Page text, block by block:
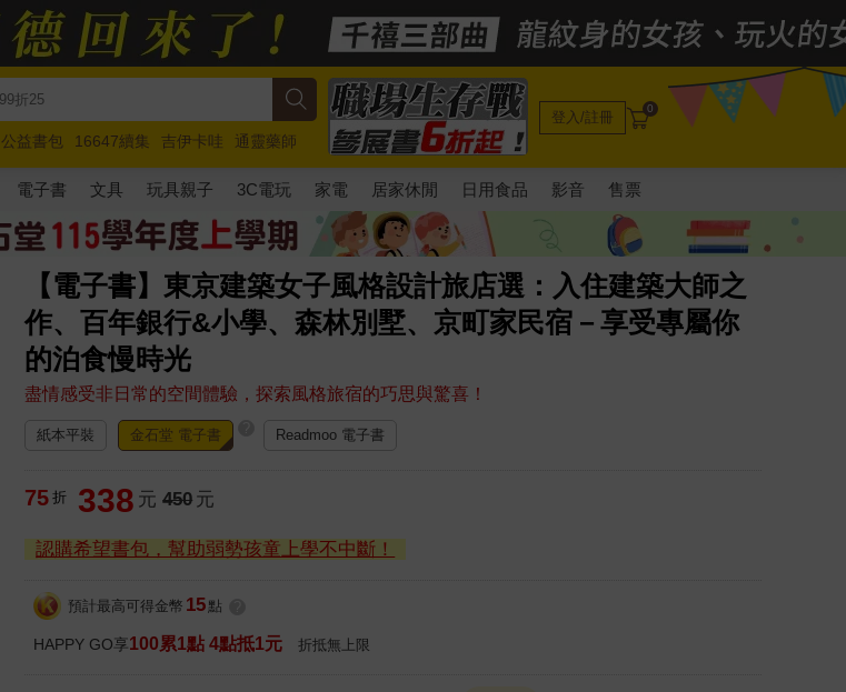
公益書包 16647續集 吉伊卡哇
通靈藥師
玩具總動員5 超慢跑
登入/註冊 0
電子書 文具 玩具親子 3C電玩 家電 居家休閒 日用食品 影音 售票
【電子書】東京建築女子風格設計旅店選：入住建築大師之
作、百年銀行&小學、森林別墅、京町家民宿－享受專屬你
的泊食慢時光
盡情感受非日常的空間體驗，探索風格旅宿的巧思與驚喜！
紙本平裝 金石堂 電子書 Readmoo 電子書
75 折 338 元 450 元
認購希望書包，幫助弱勢孩童上學不中斷！
預計最高可得金幣 15 點
HAPPY GO享100累1點 4點抵1元 折抵無上限